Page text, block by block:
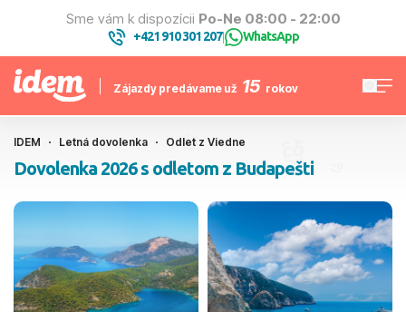
Sme vám k dispozícii Po-Ne 08:00 - 22:00
+421 910 301 207| WhatsApp
Zájazdy predávame už 15 rokov
IDEM Letná dovolenka Odlet z Viedne
Dovolenka 2026 s odletom z Budapešti